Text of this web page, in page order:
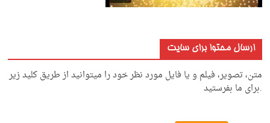
ارسال محتوا برای سایت
متن، تصویر، فیلم و یا فایل مورد نظر خود را میتوانید از طریق کلید زیر
.برای ما بفرستید